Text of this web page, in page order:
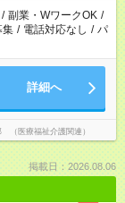
/ 副業・WワークOK /
集 / 電話対応なし / パ
詳細へ
（医療福祉介護関連）
掲載日：2026.08.06